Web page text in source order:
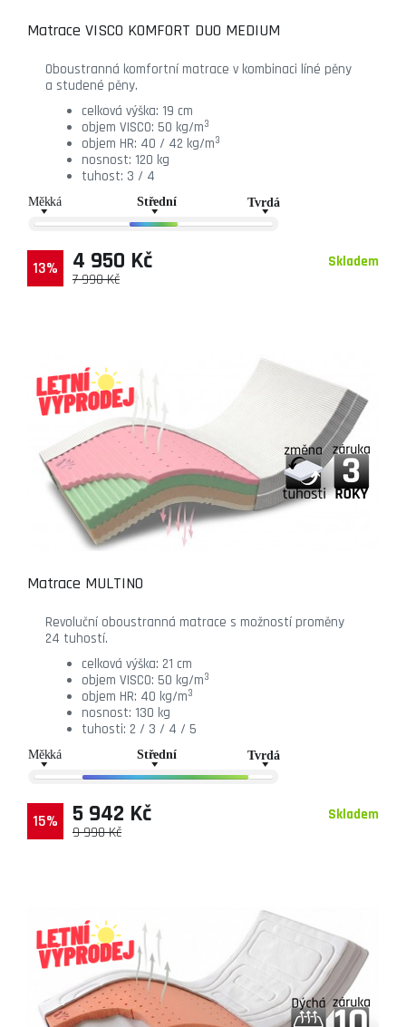
Matrace VISCO KOMFORT DUO MEDIUM
Oboustranná komfortní matrace v kombinaci líné pěny
a studené pěny.
celková výška: 19 cm
objem VISCO: 50 kg/m3
objem HR: 40 / 42 kg/m3
nosnost: 120 kg
tuhost: 3 / 4
Skladem
13%
7 990 Kč
4 950 Kč
Matrace MULTINO
Revoluční oboustranná matrace s možností proměny
24 tuhostí.
celková výška: 21 cm
objem VISCO: 50 kg/m3
objem HR: 40 kg/m3
nosnost: 130 kg
tuhosti: 2 / 3 / 4 / 5
Skladem
15%
9 990 Kč
5 942 Kč